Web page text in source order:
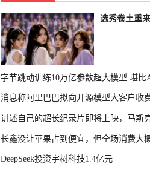
选秀卷土重
字节跳动训练10万亿参数超大模型 堪比
消息称阿里巴巴拟向开源模型大客户收
讲述自己的超长纪录片即将上映，马斯
长鑫没让苹果占到便宜，但全场消费大
DeepSeek投资宇树科技1.4亿元